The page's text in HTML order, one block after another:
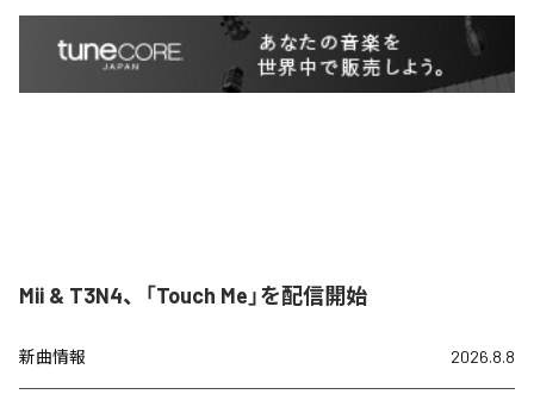
Mii & T3N4、「Touch Me」を配信開始
新曲情報 2026.8.8